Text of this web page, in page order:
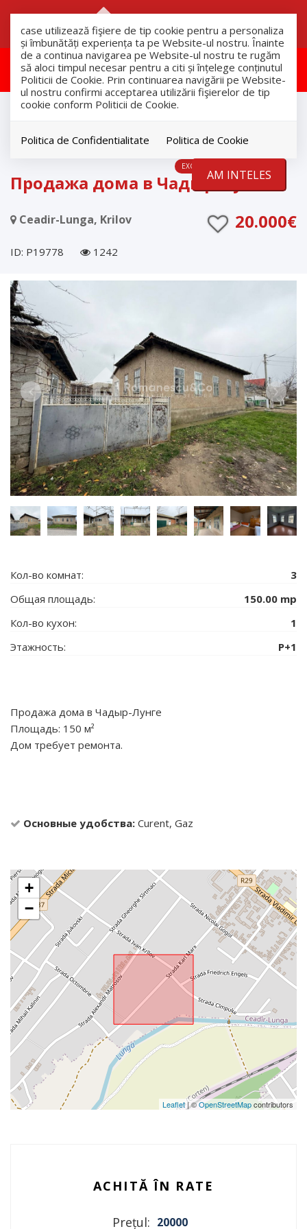
case utilizează fişiere de tip cookie pentru a personaliza
și îmbunătăți experiența ta pe Website-ul nostru. Înainte
de a continua navigarea pe Website-ul nostru te rugăm
să aloci timpul necesar pentru a citi și înțelege conținutul
Politicii de Cookie. Prin continuarea navigării pe Website-
ul nostru confirmi acceptarea utilizării fişierelor de tip
cookie conform Politicii de Cookie.
Politica de Confidentialitate Politica de Cookie
AM INTELES
Aceasta proprietate a fost retras!
продажа
Ceadir-Lunga
EXCLUSIVITATE
Продажа дома в Чадыр-Лунге
Ceadir-Lunga, Krilov 20.000€
ID: P19778 1242
Кол-во комнат:
3
Общая площадь:
150.00 mp
Кол-во кухон:
1
Этажность:
P+1
Продажа дома в Чадыр-Лунге
Площадь: 150 м²
Дом требует ремонта.
Основные удобства: Curent, Gaz
+
−
Leaflet| ©OpenStreetMapcontributors
ACHITĂ ÎN RATE
Prețul: 20000